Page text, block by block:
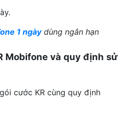
1 ngàydùng ngắn hạn
Mobifone và quy định sử
cước KR cùng quy định